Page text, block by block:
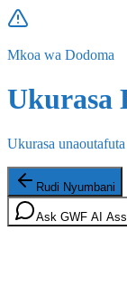
Mkoa wa Dodoma
Ukurasa
Ukurasa
Rudi Nyumbani
Ask GWF AI